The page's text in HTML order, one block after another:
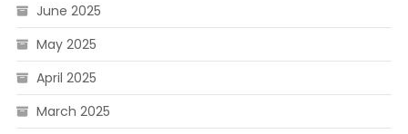
June 2025
May 2025
April 2025
March 2025